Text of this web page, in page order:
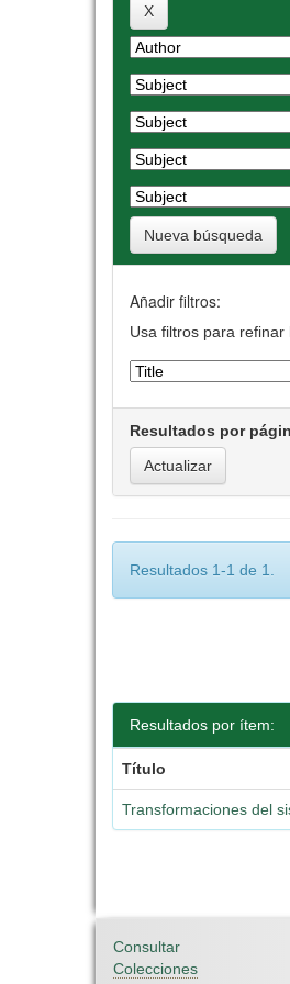
Nueva búsqueda
Añadir filtros:
Usa filtros para refinar
Resultados por
Resultados 1-1 de 1.
Resultados por ítem:
Título
Transformaciones del
Consultar
Colecciones